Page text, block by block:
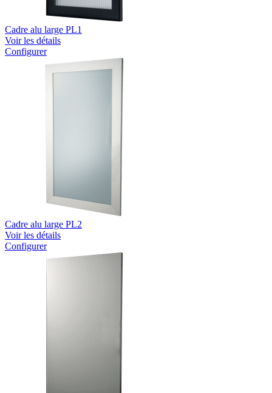
Cadre alu large PL1
Voir les détails
Configurer
Cadre alu large PL2
Voir les détails
Configurer